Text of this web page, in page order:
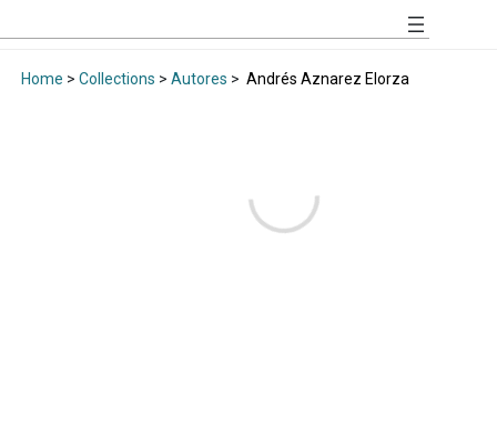
Home > Collections > Autores > Andrés Aznarez Elorza